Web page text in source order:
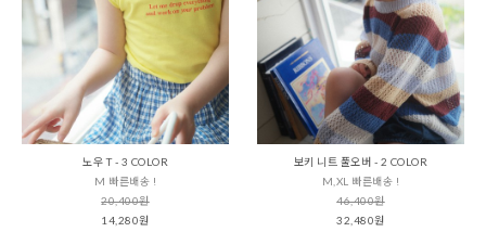
노우 T - 3 COLOR
M 빠른배송 !
20,400원
14,280원
보키 니트 풀오버 - 2 COLOR
M,XL 빠른배송 !
46,400원
32,480원